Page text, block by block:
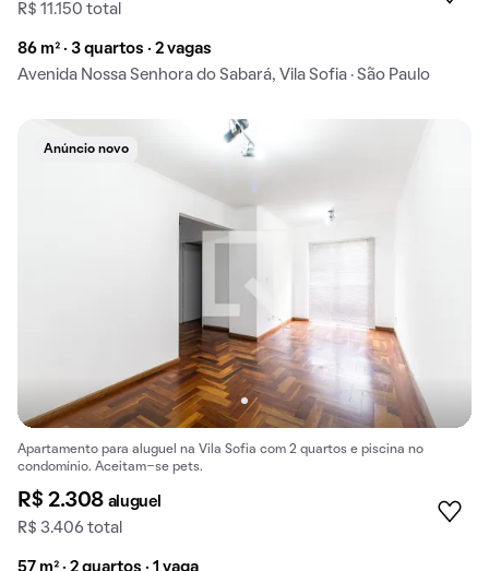
R$ 11.150 total
86 m² · 3 quartos · 2 vagas
Avenida Nossa Senhora do Sabará, Vila Sofia · São Paulo
Anúncio novo
Apartamento para aluguel na Vila Sofia com 2 quartos e piscina no
condomínio. Aceitam-se pets.
R$ 2.308 aluguel
R$ 3.406 total
57 m² · 2 quartos · 1 vaga